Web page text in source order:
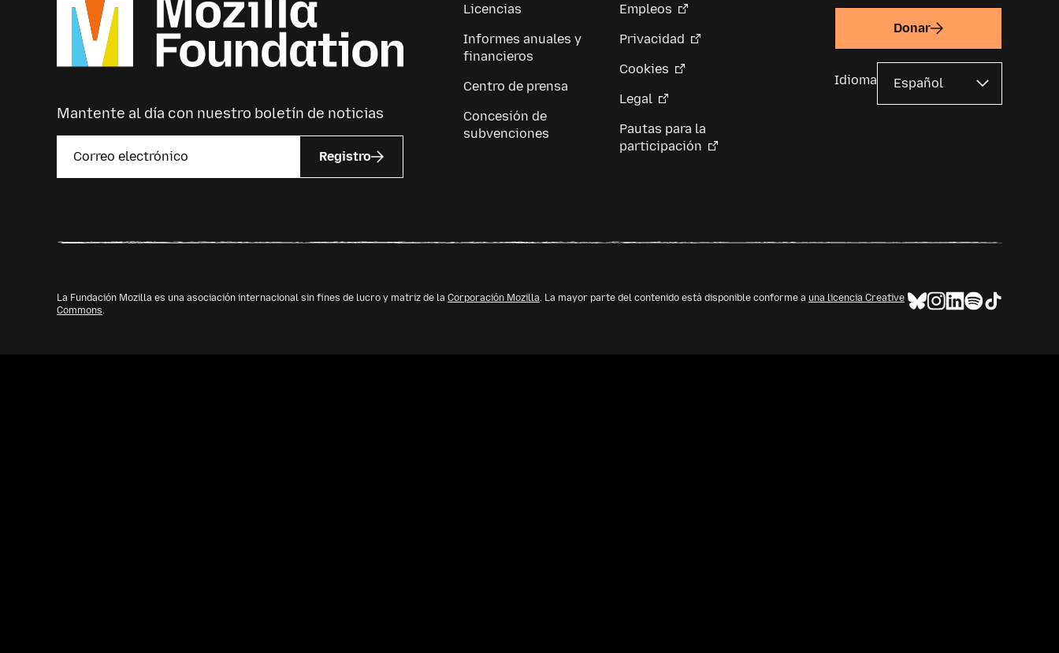
Mantente al día con nuestro boletín de noticias
Registro
Licencias
Informes anuales y
financieros
Centro de prensa
Concesión de
subvenciones
Empleos
Privacidad
Cookies
Legal
Pautas para la
participación
Donar
Idioma
La Fundación Mozilla es una asociación internacional sin fines de lucro y matriz de la Corporación Mozilla. La mayor parte del contenido está disponible conforme a una licencia Creative
Commons.